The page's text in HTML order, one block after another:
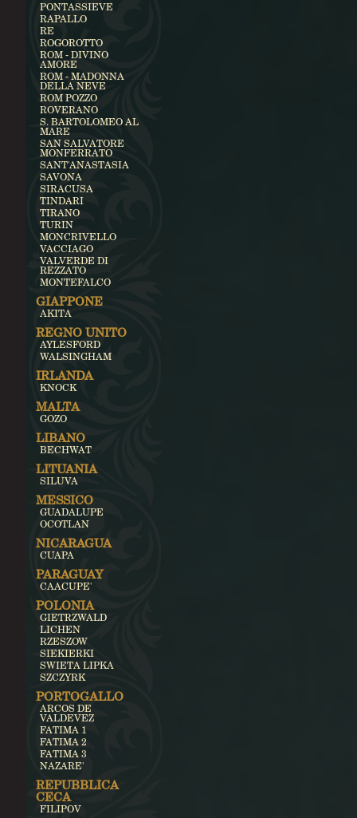
PONTASSIEVE
RAPALLO
RE
ROGOROTTO
ROM - DIVINO
AMORE
ROM - MADONNA
DELLA NEVE
ROM POZZO
ROVERANO
S. BARTOLOMEO AL
MARE
SAN SALVATORE
MONFERRATO
SANT'ANASTASIA
SAVONA
SIRACUSA
TINDARI
TIRANO
TURIN
MONCRIVELLO
VACCIAGO
VALVERDE DI
REZZATO
MONTEFALCO
GIAPPONE
AKITA
REGNO UNITO
AYLESFORD
WALSINGHAM
IRLANDA
KNOCK
MALTA
GOZO
LIBANO
BECHWAT
LITUANIA
SILUVA
MESSICO
GUADALUPE
OCOTLAN
NICARAGUA
CUAPA
PARAGUAY
CAACUPE'
POLONIA
GIETRZWALD
LICHEN
RZESZOW
SIEKIERKI
SWIETA LIPKA
SZCZYRK
PORTOGALLO
ARCOS DE
VALDEVEZ
FATIMA 1
FATIMA 2
FATIMA 3
NAZARE'
REPUBBLICA
CECA
FILIPOV